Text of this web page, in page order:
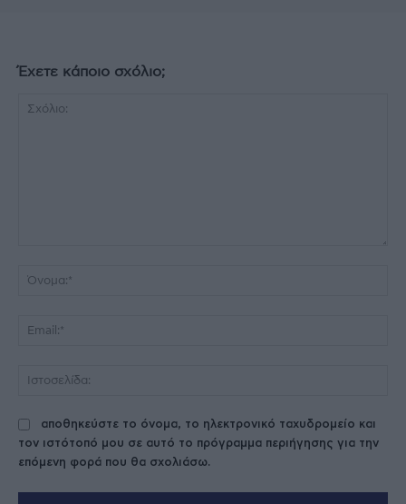
Έχετε κάποιο σχόλιο;
αποθηκεύστε το όνομα, το ηλεκτρονικό ταχυδρομείο και
τον ιστότοπό μου σε αυτό το πρόγραμμα περιήγησης για την
επόμενη φορά που θα σχολιάσω.